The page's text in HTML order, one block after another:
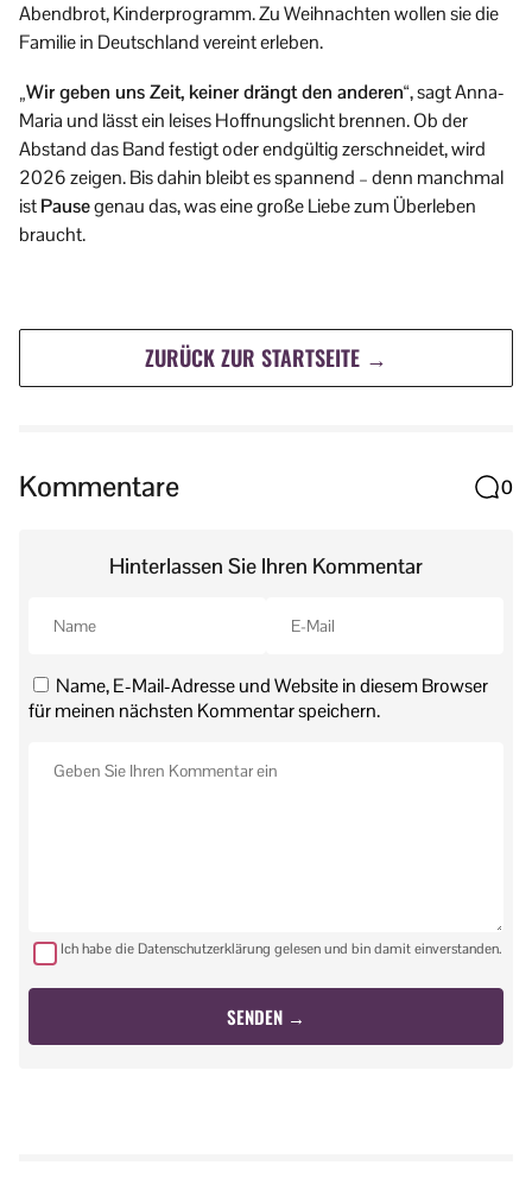
Abendbrot, Kinderprogramm. Zu Weihnachten wollen sie die
Familie in Deutschland vereint erleben.
„Wir geben uns Zeit, keiner drängt den anderen“, sagt Anna-
Maria und lässt ein leises Hoffnungslicht brennen. Ob der
Abstand das Band festigt oder endgültig zerschneidet, wird
2026 zeigen. Bis dahin bleibt es spannend – denn manchmal
istPausegenau das, was eine große Liebe zum Überleben
braucht.
ZURÜCK ZUR STARTSEITE →
Kommentare 0
Hinterlassen Sie Ihren Kommentar
Name, E-Mail-Adresse und Website in diesem Browser
für meinen nächsten Kommentar speichern.
Ich habe die Datenschutzerklärung gelesen und bin damit einverstanden.